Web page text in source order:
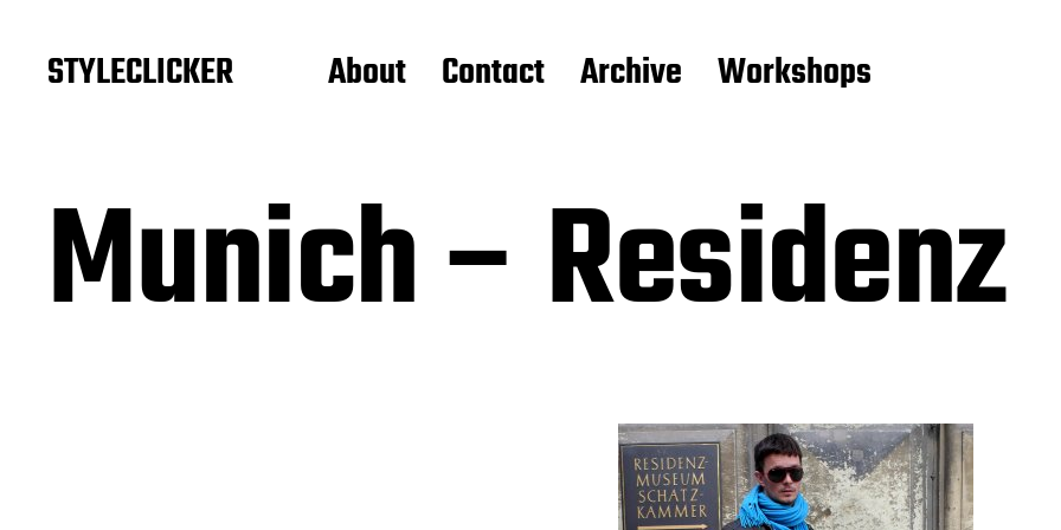
STYLECLICKER About Contact Archive Workshops
Munich – Residenz